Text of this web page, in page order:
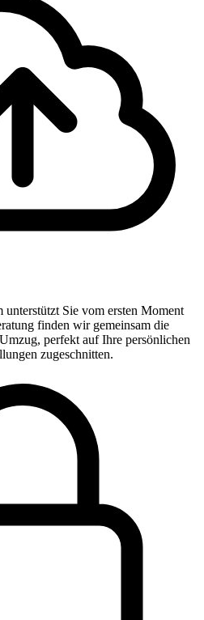
unterstützt Sie vom ersten Moment
finden wir gemeinsam die
perfekt auf Ihre persönlichen
zugeschnitten.